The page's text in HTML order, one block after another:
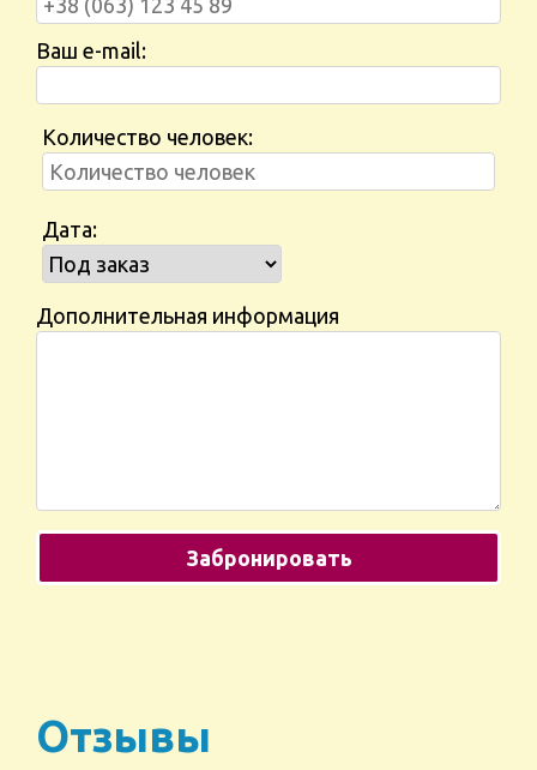
Ваш e-mail:
Количество человек:
Дата:
Дополнительная информация
Отзывы